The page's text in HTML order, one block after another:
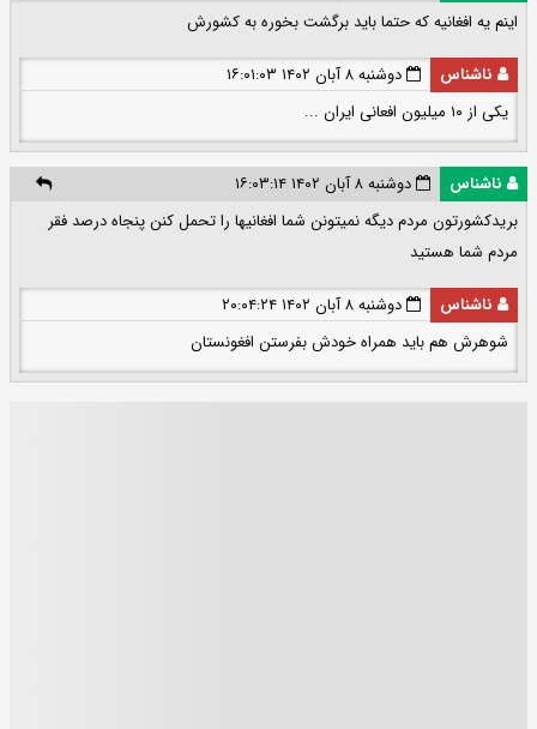
اینم یه افغانیه که حتما باید برگشت بخوره به کشورش
ناشناس
دوشنبه ۸ آبان ۱۴۰۲ ۱۶:۰۱:۰۳
یکی از ۱۰ میلیون افعانی ایران ...
ناشناس
دوشنبه ۸ آبان ۱۴۰۲ ۱۶:۰۳:۱۴
بریدکشورتون مردم دیگه نمیتونن شما افغانیها را تحمل کنن پنجاه درصد فقر
مردم شما هستید
ناشناس
دوشنبه ۸ آبان ۱۴۰۲ ۲۰:۰۴:۲۴
شوهرش هم باید همراه خودش بفرستن افغونستان